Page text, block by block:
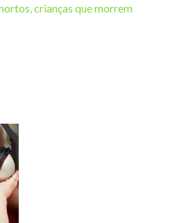
crianças que morrem